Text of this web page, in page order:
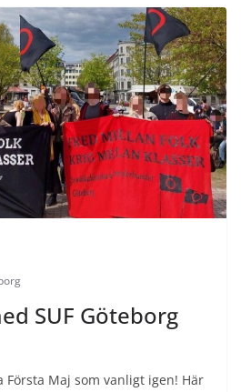
SUF Göteborg
Maj som vanligt igen! Här